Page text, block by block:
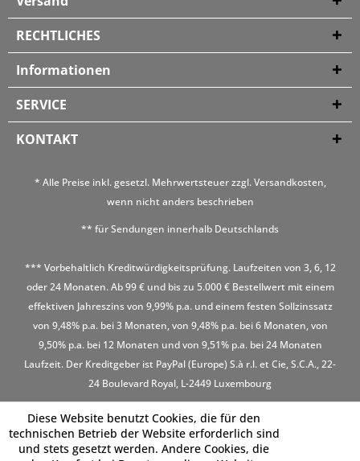
RECHTLICHES
Informationen
SERVICE
KONTAKT
* Alle Preise inkl. gesetzl. Mehrwertsteuer zzgl.Versandkosten,
wenn nicht anders beschrieben
** für Sendungen innerhalb Deutschlands
*** Vorbehaltlich Kreditwürdigkeitsprüfung. Laufzeiten von 3, 6, 12
oder 24 Monaten. Ab 99 € und bis zu 5.000 € Bestellwert mit einem
effektiven Jahreszins von 9,99% p.a. und einem festen Sollzinssatz
von 9,48% p.a. bei 3 Monaten, von 9,48% p.a. bei 6 Monaten, von
9,50% p.a. bei 12 Monaten und von 9,51% p.a. bei 24 Monaten
Laufzeit. Der Kreditgeber ist PayPal (Europe) S.à r.l. et Cie, S.C.A., 22-
24 Boulevard Royal, L-2449 Luxembourg
Diese Website benutzt Cookies, die für den
technischen Betrieb der Website erforderlich sind
und stets gesetzt werden. Andere Cookies, die